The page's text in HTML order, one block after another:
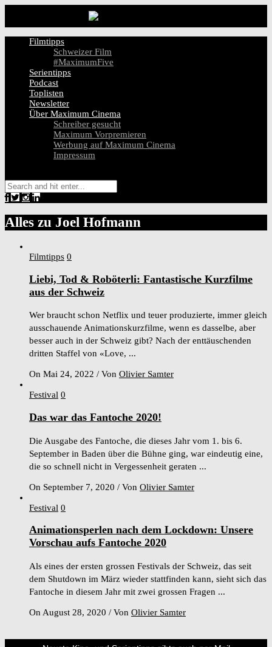
Filmtipps
Schweizer Film
#MaximumFive
Serientipps
Podcast
Toplisten
Newsletter
Über Maximum Cinema
Schreiber gesucht
Maximum Vorpremieren
Werbung auf Maximum Cinema
Impressum
Alles zu Joel Hofmann
Filmtipps 0
Liebi, Tod & Roböterli: Fantastische Kurzfilme
aus der Schweiz
Wer braucht schon Netflix und teuer produzierte, immer gleich
ausschauende Animationskurzfilme, wenn es dasselbe, aber
besser auch in der Schweiz gibt? Nach der enttäuschenden
dritten Staffel von «Love, ...
On Mai 24, 2022 / Von Olivier Samter
Festival 0
Das war das Fantoche 2020!
Die Ausgabe des Fantoche, die dieses Jahr vom 1. bis 6.
September in Baden über die Bühne ging, war eindeutig eine,
die so schnell nicht in Vergessenheit geraten ...
On September 7, 2020 / Von Olivier Samter
Festival 0
Animationsperlen nach dem Lockdown: Unsere
Vorschau aufs Fantoche 2020
Als eines der ersten grossen Festivals der Schweiz, das seit
dem Shutdown im März wieder stattfinden kann, sieht sich das
Fantoche in diesem Jahr mit zwei grossen Fragen ...
On August 28, 2020 / Von Olivier Samter